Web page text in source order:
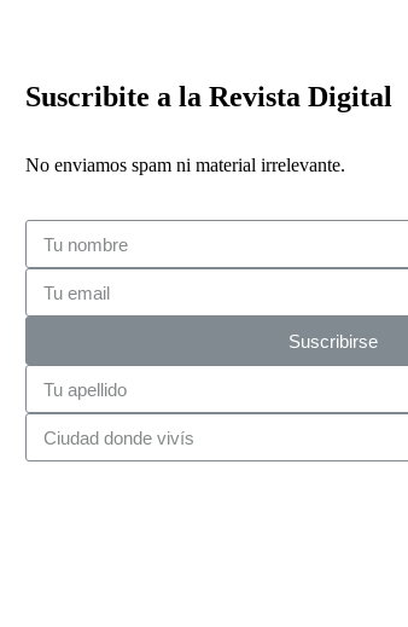
Suscribite a la Revista Digital
No enviamos spam ni material irrelevante.
Suscribirse